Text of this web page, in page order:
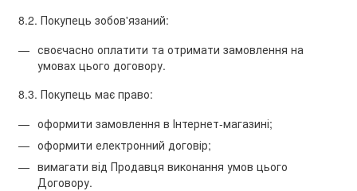
8.2. Покупець зобов'язаний:
своєчасно оплатити та отримати замовлення на
умовах цього договору.
8.3. Покупець має право:
оформити замовлення в Інтернет-магазині;
оформити електронний договір;
вимагати від Продавця виконання умов цього
Договору.